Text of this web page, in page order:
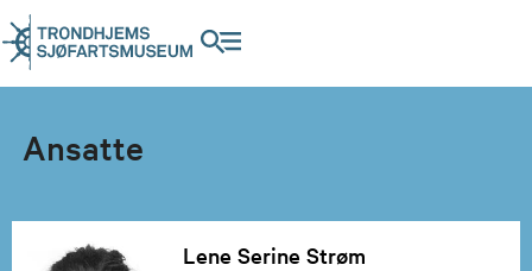
Ansatte
Lene Serine Strøm